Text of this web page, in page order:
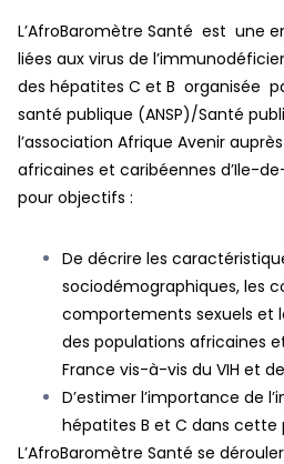
L’AfroBaromètre Santé est une
liées aux virus de
des hépatites C et B organisée
santé publique (ANSP)/Santé
l’association Afrique Avenir
africaines et caribéennes d’Ile-
pour objectifs :
De décrire les
sociodémographiques, les
comportements sexuels et
des populations africaines
France vis-à-vis du VIH et
D’estimer l’importance de
hépatites B et C dans cette
L’AfroBaromètre Santé se